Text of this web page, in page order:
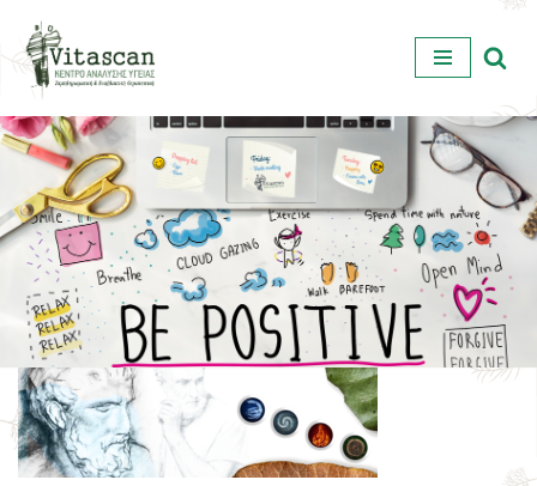
Μεταπηδήστε
στο
περιεχόμενο